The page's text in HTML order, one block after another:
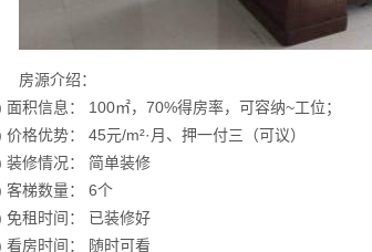
房源介绍：
面积信息： 100㎡，70%得房率，可容纳~工位；
价格优势： 45元/m²·月、押一付三（可议）
装修情况： 简单装修
客梯数量： 6个
免租时间： 已装修好
看房时间： 随时可看